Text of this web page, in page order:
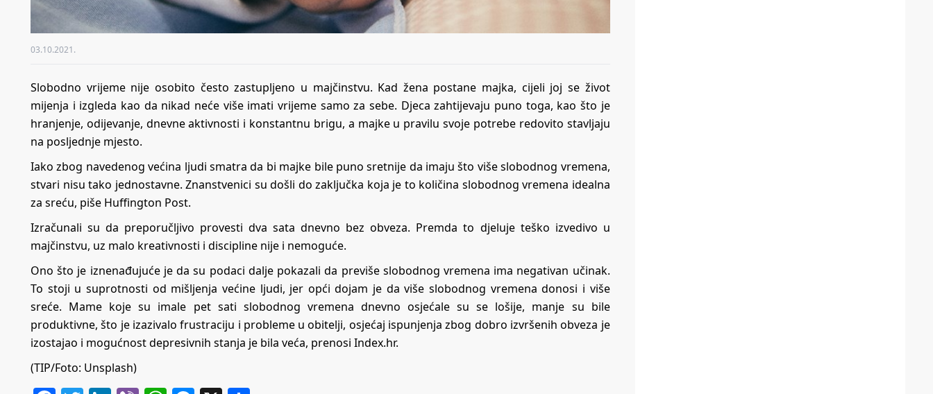
03.10.2021.
Slobodno vrijeme nije osobito često zastupljeno u majčinstvu. Kad žena postane majka, cijeli joj se život
mijenja i izgleda kao da nikad neće više imati vrijeme samo za sebe. Djeca zahtijevaju puno toga, kao što je
hranjenje, odijevanje, dnevne aktivnosti i konstantnu brigu, a majke u pravilu svoje potrebe redovito stavljaju
na posljednje mjesto.
Iako zbog navedenog većina ljudi smatra da bi majke bile puno sretnije da imaju što više slobodnog vremena,
stvari nisu tako jednostavne. Znanstvenici su došli do zaključka koja je to količina slobodnog vremena idealna
za sreću, piše Huffington Post.
Izračunali su da preporučljivo provesti dva sata dnevno bez obveza. Premda to djeluje teško izvedivo u
majčinstvu, uz malo kreativnosti i discipline nije i nemoguće.
Ono što je iznenađujuće je da su podaci dalje pokazali da previše slobodnog vremena ima negativan učinak.
To stoji u suprotnosti od mišljenja većine ljudi, jer opći dojam je da više slobodnog vremena donosi i više
sreće. Mame koje su imale pet sati slobodnog vremena dnevno osjećale su se lošije, manje su bile
produktivne, što je izazivalo frustraciju i probleme u obitelji, osjećaj ispunjenja zbog dobro izvršenih obveza je
izostajao i mogućnost depresivnih stanja je bila veća, prenosi Index.hr.
(TIP/Foto: Unsplash)